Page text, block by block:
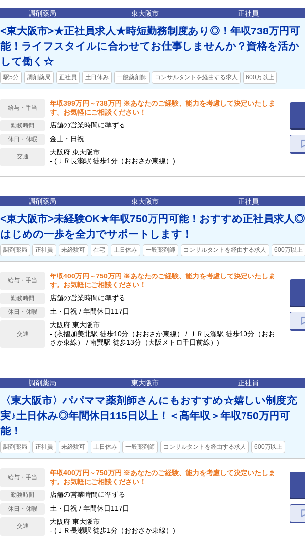
調剤薬局 東大阪市 正社員
<東大阪市>★正社員求人★時短勤務制度あり◎！年収738万円可
能！ライフスタイルに合わせてお仕事しませんか？資格を活か
して働く☆
駅5分 調剤薬局 正社員 土日休み 一般薬剤師 コンサルタントを経由する求人 600万以上
給与・手当
年収399万円～738万円 ※あなたのご経験、能力を考慮して決定いたしま
す。お気軽にご相談ください！
勤務時間 店舗の営業時間に準ずる
休日・休暇 金土・日祝
交通
大阪府 東大阪市
- (ＪＲ長瀬駅 徒歩1分（おおさか東線）)
調剤薬局 東大阪市 正社員
<東大阪市>未経験OK★年収750万円可能！おすすめ正社員求人◎
はじめの一歩を全力でサポートします！
調剤薬局 正社員 未経験可 在宅 土日休み 一般薬剤師 コンサルタントを経由する求人 600万以上
給与・手当
年収400万円～750万円 ※あなたのご経験、能力を考慮して決定いたしま
す。お気軽にご相談ください！
勤務時間 店舗の営業時間に準ずる
休日・休暇 土・日祝 / 年間休日117日
交通
大阪府 東大阪市
- (衣摺加美北駅 徒歩10分（おおさか東線） / ＪＲ長瀬駅 徒歩10分（おお
さか東線） / 南巽駅 徒歩13分（大阪メトロ千日前線）)
調剤薬局 東大阪市 正社員
〈東大阪市〉パパママ薬剤師さんにもおすすめ☆嬉しい制度充
実♪土日休み◎年間休日115日以上！＜高年収＞年収750万円可
能！
調剤薬局 正社員 未経験可 土日休み 一般薬剤師 コンサルタントを経由する求人 600万以上
給与・手当
年収400万円～750万円 ※あなたのご経験、能力を考慮して決定いたしま
す。お気軽にご相談ください！
勤務時間 店舗の営業時間に準ずる
休日・休暇 土・日祝 / 年間休日117日
交通
大阪府 東大阪市
- (ＪＲ長瀬駅 徒歩1分（おおさか東線）)